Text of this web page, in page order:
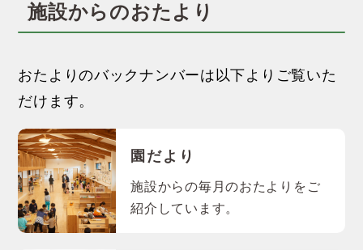
施設からのおたより
おたよりのバックナンバーは以下よりご覧いた
だけます。
園だより
施設からの毎月のおたよりをご
紹介しています。